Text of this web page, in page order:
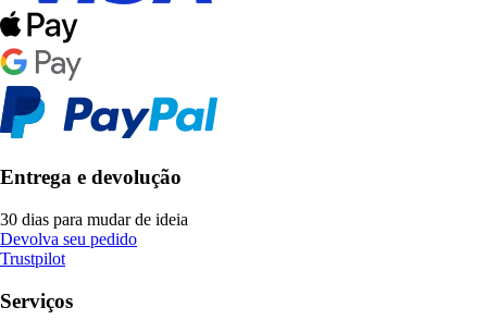
Entrega e devolução
30 dias para mudar de ideia
Devolva seu pedido
Trustpilot
Serviços